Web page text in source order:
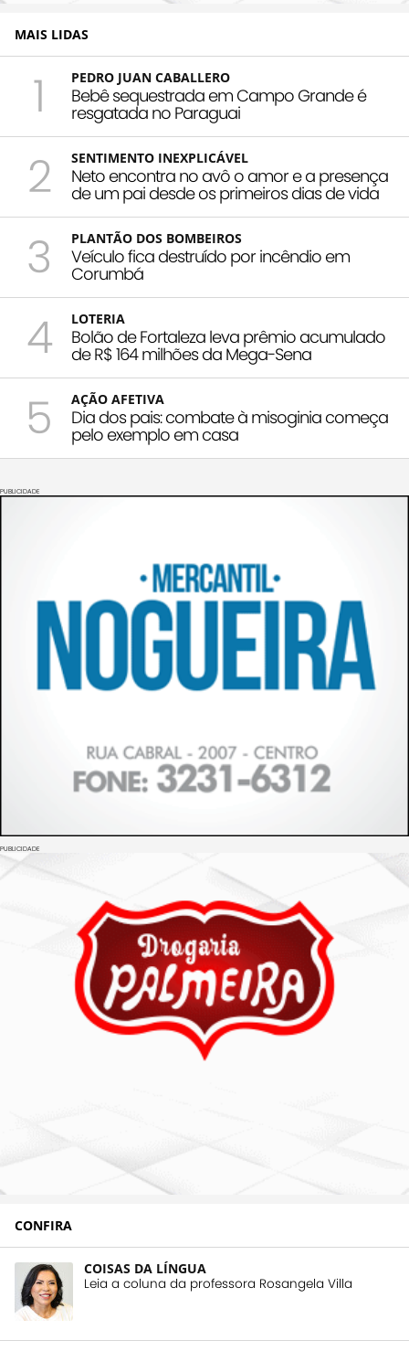
MAIS LIDAS
1 PEDRO JUAN CABALLERO
Bebê sequestrada em Campo Grande é
resgatada no Paraguai
2 SENTIMENTO INEXPLICÁVEL
Neto encontra no avô o amor e a presença
de um pai desde os primeiros dias de vida
3 PLANTÃO DOS BOMBEIROS
Veículo fica destruído por incêndio em
Corumbá
4 LOTERIA
Bolão de Fortaleza leva prêmio acumulado
de R$ 164 milhões da Mega-Sena
5 AÇÃO AFETIVA
Dia dos pais: combate à misoginia começa
pelo exemplo em casa
PUBLICIDADE
PUBLICIDADE
CONFIRA
COISAS DA LÍNGUA
Leia a coluna da professora Rosangela Villa